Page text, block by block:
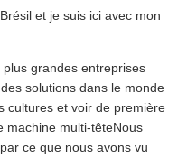
et je suis ici avec mon
grandes entreprises
solutions dans le monde
cultures et voir de première
machine multi-têteNous
ce que nous avons vu